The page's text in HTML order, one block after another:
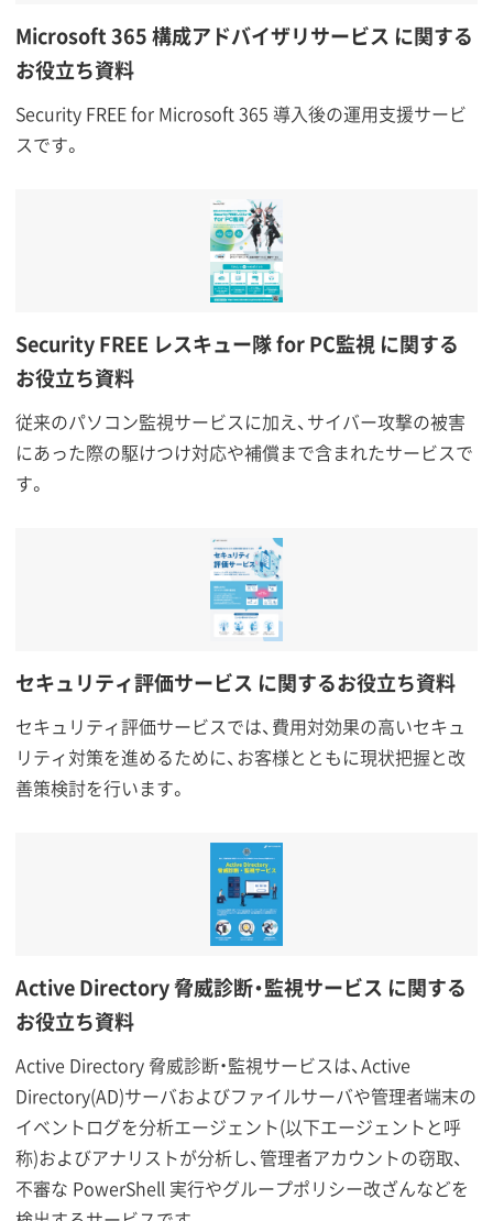
Microsoft 365 構成アドバイザリサービス に関する
お役立ち資料
Security FREE for Microsoft 365 導入後の運用支援サービ
スです。
Security FREE レスキュー隊 for PC監視 に関する
お役立ち資料
従来のパソコン監視サービスに加え、サイバー攻撃の被害
にあった際の駆けつけ対応や補償まで含まれたサービスで
す。
セキュリティ評価サービス に関するお役立ち資料
セキュリティ評価サービスでは、費用対効果の高いセキュ
リティ対策を進めるために、お客様とともに現状把握と改
善策検討を行います。
Active Directory 脅威診断・監視サービス に関する
お役立ち資料
Active Directory 脅威診断・監視サービスは、Active
Directory(AD)サーバおよびファイルサーバや管理者端末の
イベントログを分析エージェント(以下エージェントと呼
称)およびアナリストが分析し、管理者アカウントの窃取、
不審な PowerShell 実行やグループポリシー改ざんなどを